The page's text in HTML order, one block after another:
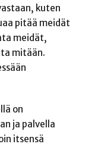
kuten
pitää meidät
meidät,
mitään.
on
ja palvella
itsensä